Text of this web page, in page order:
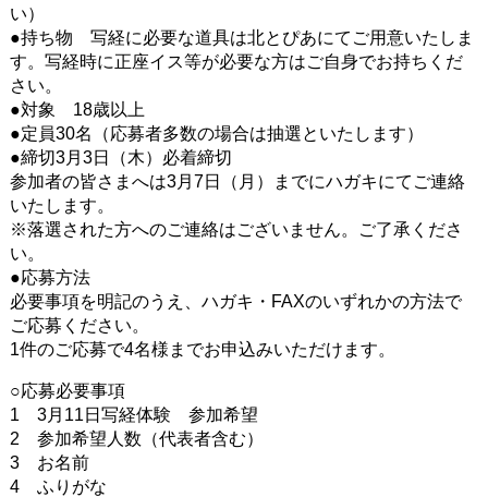
い）
●持ち物 写経に必要な道具は北とぴあにてご用意いたしま
す。写経時に正座イス等が必要な方はご自身でお持ちくだ
さい。
●対象 18歳以上
●定員30名（応募者多数の場合は抽選といたします）
●締切3月3日（木）必着締切
参加者の皆さまへは3月7日（月）までにハガキにてご連絡
いたします。
※落選された方へのご連絡はございません。ご了承くださ
い。
●応募方法
必要事項を明記のうえ、ハガキ・FAXのいずれかの方法で
ご応募ください。
1件のご応募で4名様までお申込みいただけます。
○応募必要事項
1 3月11日写経体験 参加希望
2 参加希望人数（代表者含む）
3 お名前
4 ふりがな